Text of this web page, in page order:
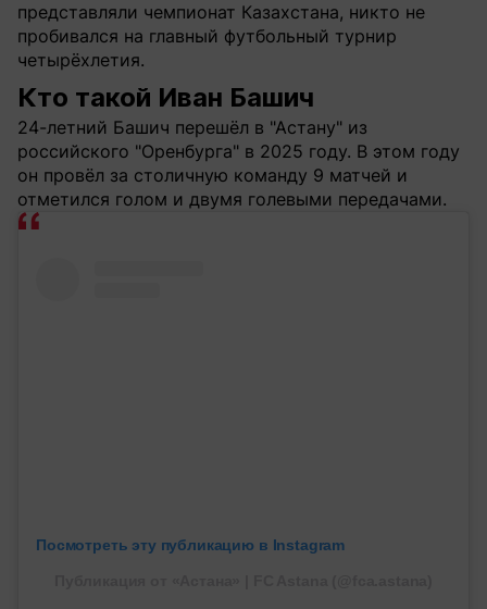
представляли чемпионат Казахстана, никто не
пробивался на главный футбольный турнир
четырёхлетия.
Кто такой Иван Башич
24-летний Башич перешёл в "Астану" из
российского "Оренбурга" в 2025 году. В этом году
он провёл за столичную команду 9 матчей и
отметился голом и двумя голевыми передачами.
Посмотреть эту публикацию в Instagram